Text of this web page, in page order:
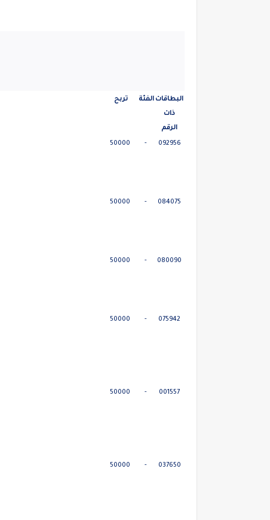
البطاقات
ذات
الرقم
الفئة تربح
092956
-
50000
084075
-
50000
080090
-
50000
075942
-
50000
001557
-
50000
037650
-
50000